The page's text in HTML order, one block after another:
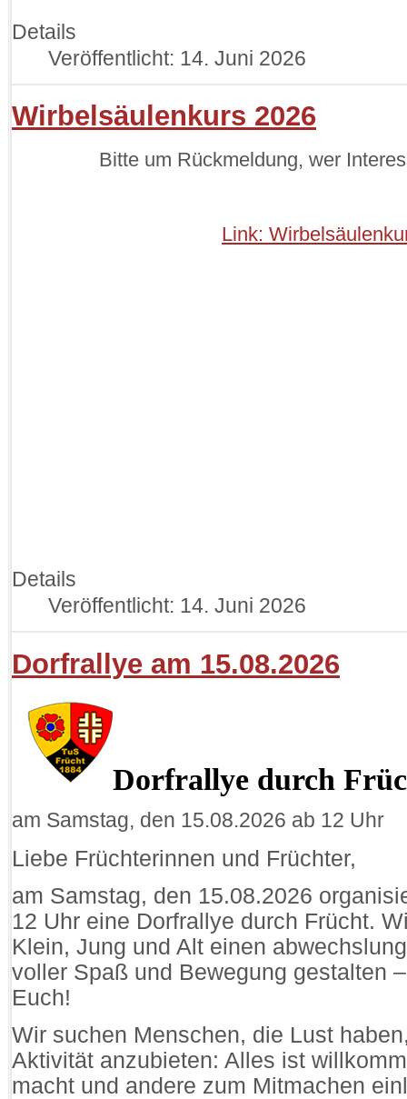
Details
Veröffentlicht: 14. Juni 2026
Wirbelsäulenkurs 2026
Bitte um Rückmeldung, wer
Link:
Details
Veröffentlicht: 14. Juni 2026
Dorfrallye am 15.08.2026
Dorfrallye durch
am Samstag, den 15.08.2026 ab 12 Uhr
Liebe Früchterinnen und Früchter,
am Samstag, den 15.08.2026
12 Uhr eine Dorfrallye durch Frücht.
Klein, Jung und Alt einen
voller Spaß und Bewegung gestalten
Euch!
Wir suchen Menschen, die Lust
Aktivität anzubieten: Alles ist
macht und andere zum Mitmachen